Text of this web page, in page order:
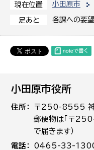
現在位置 小田原市
足あと 各課への要
小田原市役所
住所
〒250-8555 神
郵便物は「〒
で届きます）
電話
0465-33-1300